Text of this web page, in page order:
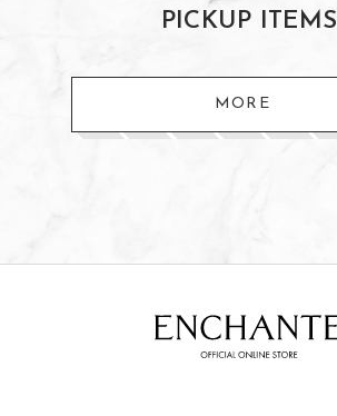
PICKUP ITEMS
MORE